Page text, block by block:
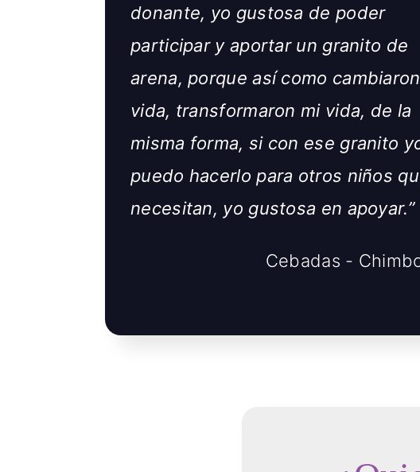
donante, yo gustosa de poder
participar y aportar un granito de
arena, porque así como
vida, transformaron mi vida, de la
misma forma, si con ese granito
puedo hacerlo para otros niños
necesitan, yo gustosa en apoyar.”
Cebadas -